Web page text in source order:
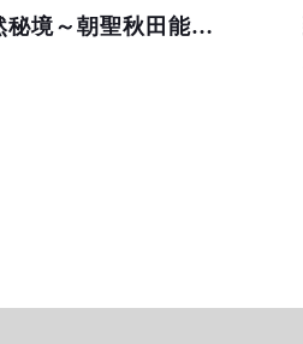
宛如走進電影的自然秘境～朝聖秋田能量景點根古波離岩